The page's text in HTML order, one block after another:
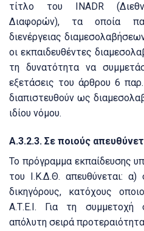
τίτλο του INADR
Διαφορών), τα οποία
διενέργειας
οι εκπαιδευθέντες
τη δυνατότητα να
εξετάσεις του άρθρου 6 παρ.
διαπιστευθούν ως
ιδίου νόμου.
Α.3.2.3. Σε ποιούς
Το πρόγραμμα εκπαίδευσης
του Ι.Κ.Δ.Θ. απευθύνεται: α)
δικηγόρους, κατόχους
Α.Τ.Ε.Ι. Για τη συμμετοχή
απόλυτη σειρά